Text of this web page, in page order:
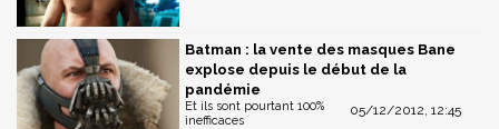
Batman : la vente des masques Bane
explose depuis le début de la
pandémie
05/12/2012, 12:45
Et ils sont pourtant 100%
inefficaces